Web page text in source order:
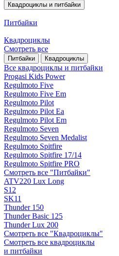
Квадроциклы и питбайки
Питбайки
Квадроциклы
Смотреть все
Питбайки Квадроциклы
Все квадроциклы и питбайки
Progasi Kids Power
Regulmoto Five
Regulmoto Five Em
Regulmoto Pilot
Regulmoto Pilot Ea
Regulmoto Pilot Em
Regulmoto Seven
Regulmoto Seven Medalist
Regulmoto Spitfire
Regulmoto Spitfire 17/14
Regulmoto Spitfire PRO
Смотреть все "Питбайки"
ATV220 Lux Long
S12
SK11
Thunder 150
Thunder Basic 125
Thunder Lux 200
Смотреть все "Квадроциклы"
Смотреть все квадроциклы
и питбайки